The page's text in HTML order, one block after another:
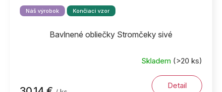
Náš výrobok Končiaci vzor
Bavlnené obliečky Stromčeky sivé
Skladem (>20 ks)
Detail